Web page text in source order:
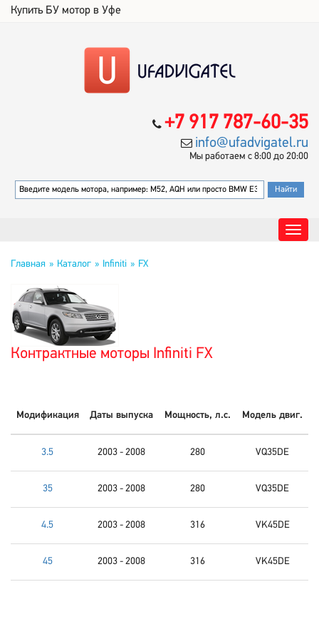
Купить БУ мотор в Уфе
+7 917 787-60-35
info@ufadvigatel.ru
Мы работаем с 8:00 до 20:00
Главная Каталог Infiniti FX
Контрактные моторы Infiniti FX
Модификация Даты выпуска Мощность, л.с. Модель двиг.
3.5 2003 - 2008 280 VQ35DE
35 2003 - 2008 280 VQ35DE
4.5 2003 - 2008 316 VK45DE
45 2003 - 2008 316 VK45DE